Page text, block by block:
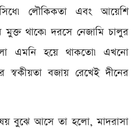
লৌকিকতা এবং আয়েশি
থাকে৷ দরসে নেজামি চালুর
এমনি হয়ে থাকতো৷ এখনো
স্বকীয়তা বজায় রেখেই দীনের
বুঝে আসে তা হলো, মাদরাসা